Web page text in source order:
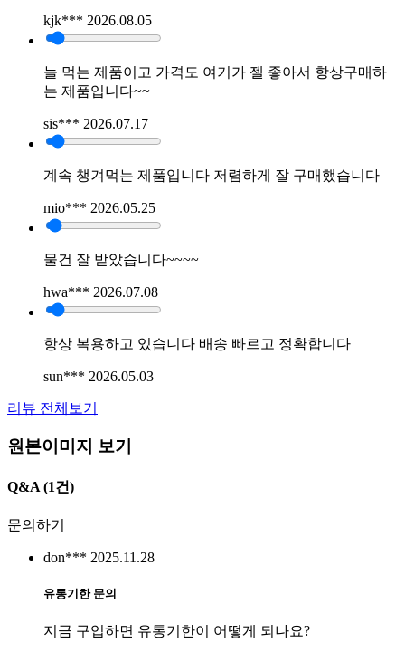
kjk*** 2026.08.05
늘 먹는 제품이고 가격도 여기가 젤 좋아서 항상구매하
는 제품입니다~~
sis*** 2026.07.17
계속 챙겨먹는 제품입니다 저렴하게 잘 구매했습니다
mio*** 2026.05.25
물건 잘 받았습니다~~~~
hwa*** 2026.07.08
항상 복용하고 있습니다 배송 빠르고 정확합니다
sun*** 2026.05.03
리뷰 전체보기
원본이미지 보기
Q&A (1건)
문의하기
don*** 2025.11.28
유통기한 문의
지금 구입하면 유통기한이 어떻게 되나요?